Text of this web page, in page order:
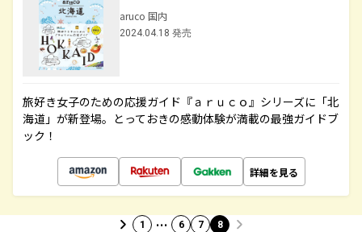
aruco 国内
2024.04.18 発売
旅好き女子のための応援ガイド『ａｒｕｃｏ』シリーズに「北
海道」が新登場。とっておきの感動体験が満載の最強ガイドブ
ック！
詳細を見る
1 … 6 7 8